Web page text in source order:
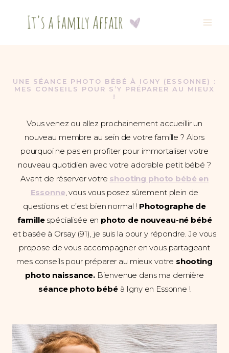
contenu
UNE SÉANCE PHOTO BÉBÉ À IGNY (ESSONNE) :
MES CONSEILS POUR S’Y PRÉPARER AU MIEUX
!
Vous venez ou allez prochainement accueillir un
nouveau membre au sein de votre famille ? Alors
pourquoi ne pas en profiter pour immortaliser votre
nouveau quotidien avec votre adorable petit bébé ?
Avant de réserver votre shooting photo bébé en
Essonne, vous vous posez sûrement plein de
questions et c’est bien normal ! Photographe de
famille spécialisée en photo de nouveau-né bébé
et basée à Orsay (91), je suis la pour y répondre. Je vous
propose de vous accompagner en vous partageant
mes conseils pour préparer au mieux votre shooting
photo naissance.Bienvenue dans ma dernière
séance photo bébéà Igny en Essonne !